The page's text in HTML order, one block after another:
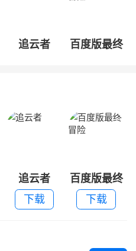
追云者
百度版最终
追云者
下载
百度版最终
冒险
下载